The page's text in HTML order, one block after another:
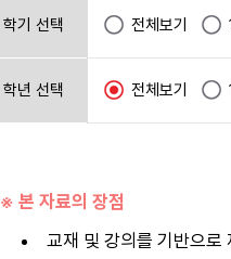
학기 선택 전체보기
학년 선택 전체보기
※ 본 자료의 장점
교재 및 강의를 기반으로